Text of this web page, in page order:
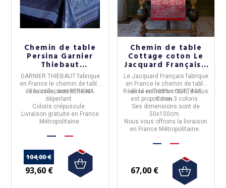
Chemin de table
Persina Garnier
Thiebaut
crépuscule
GARNIER THIEBAUTfabrique
en France le chemin de table
de la collection PERSINA.
En coton, antitache et
déperlant.
Coloris crépuscule.
Livraison gratuite en France
Métropolitaine.
104,00 €
93,60 €
Chemin de table
Cottage coton Le
Jacquard Français -
2 coloris
Le Jacquard Français fabrique
en France lechemin de table
de la collectionCOTTAGE
Coton.
Réalisé en 100% coton, il vous
est proposé en 3 coloris.
Ses dimensions sont de
50x150cm.
Nous vous offrons la livraison
en France Métropolitaine.
67,00 €